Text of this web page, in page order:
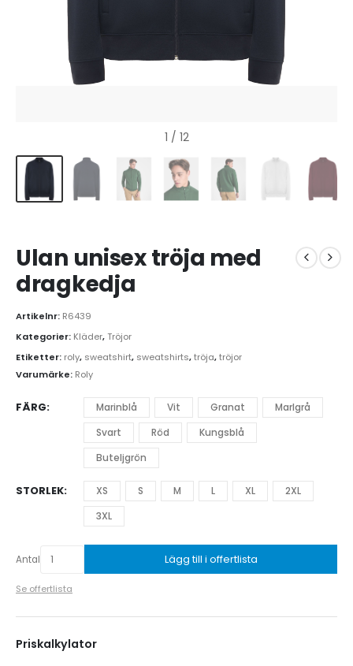
1 / 12
Ulan unisex tröja med
dragkedja
Artikelnr: R6439
Kategorier: Kläder,Tröjor
Etiketter: roly, sweatshirt, sweatshirts,tröja,tröjor
Varumärke: Roly
FÄRG Marinblå Vit Granat
Marlgrå
Svart
Röd
Kungsblå
Buteljgrön
STORLEK XS S M L XL
2XL
3XL
Antal Lägg till i offertlista
Se offertlista
Priskalkylator